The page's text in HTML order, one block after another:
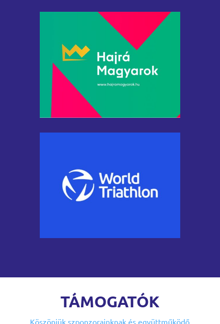
TÁMOGATÓK
Köszönjük szponzorainknakés együttműködő